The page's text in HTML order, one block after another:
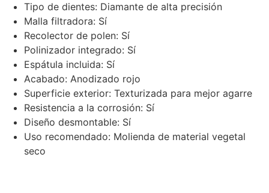
Tipo de dientes: Diamante de alta precisión
Malla filtradora: Sí
Recolector de polen: Sí
Polinizador integrado: Sí
Espátula incluida: Sí
Acabado: Anodizado rojo
Superficie exterior: Texturizada para mejor agarre
Resistencia a la corrosión: Sí
Diseño desmontable: Sí
Uso recomendado: Molienda de material vegetal
seco